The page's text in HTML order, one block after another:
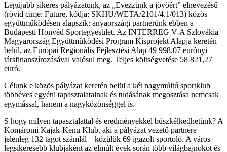
Legújabb sikeres pályázatunk, az „Evezzünk a jövőért” elnevezésű
(rövid címe: Future, kódja: SKHU/WETA/2101/4.1/013) közös
együttműködésen alapszik: anyaországi partnerünk ebben a
Budapesti Honvéd Sportegyesület. Az INTERREG V-A Szlovákia
Magyarország Együttműködési Program Kisprojekt Alapja keretén
belül, az Európai Regionális Fejlesztési Alap 49 998,07 eurónyi
társfinanszírozásával valósul meg. Teljes költségvetése 58 821,27
euró.
Célunk e közös pályázat keretén belül a két nagymúltú sportklub
többéves egyéni tapasztalatainak és tudásának megosztása nemcsak
egymással, hanem a nagyközönséggel is.
S hogy milyen tapasztalattal és eredményekkel büszkélkedhetünk? A
Komáromi Kajak-Kenu Klub, aki a pályázat vezető partnere
jelenleg 132 tagot számlál – közülük 69 igazolt sportoló. A város
legsikeresebb klubjaként az elmúlt évek során több világbajnokot és